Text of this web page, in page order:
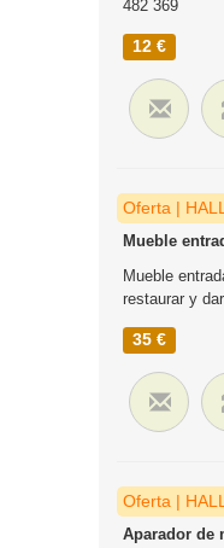
482 369
12 €
Oferta |
Mueble
Mueble
restaurar y
35 €
Oferta |
Aparador de